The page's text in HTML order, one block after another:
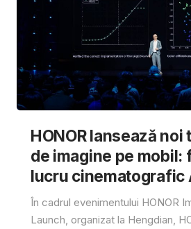
HONOR lansează
de imagine pe mobil:
lucru cinematografic
În cadrul evenimentului HONOR
Launch, organizat la Hengdian,